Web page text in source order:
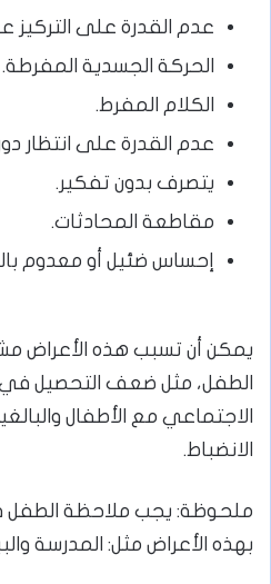
عدم القدرة على التركيز
الحركة الجسدية المفرطة.
الكلام المفرط.
عدم القدرة على انتظار
يتصرف بدون تفكير.
مقاطعة المحادثات.
إحساس ضئيل أو معدوم
يمكن أن تسبب هذه الأعراض
الطفل، مثل ضعف التحصيل في
الاجتماعي مع الأطفال
الانضباط.
ملحوظة: يجب ملاحظة الطفل
بهذه الأعراض مثل: المدرسة